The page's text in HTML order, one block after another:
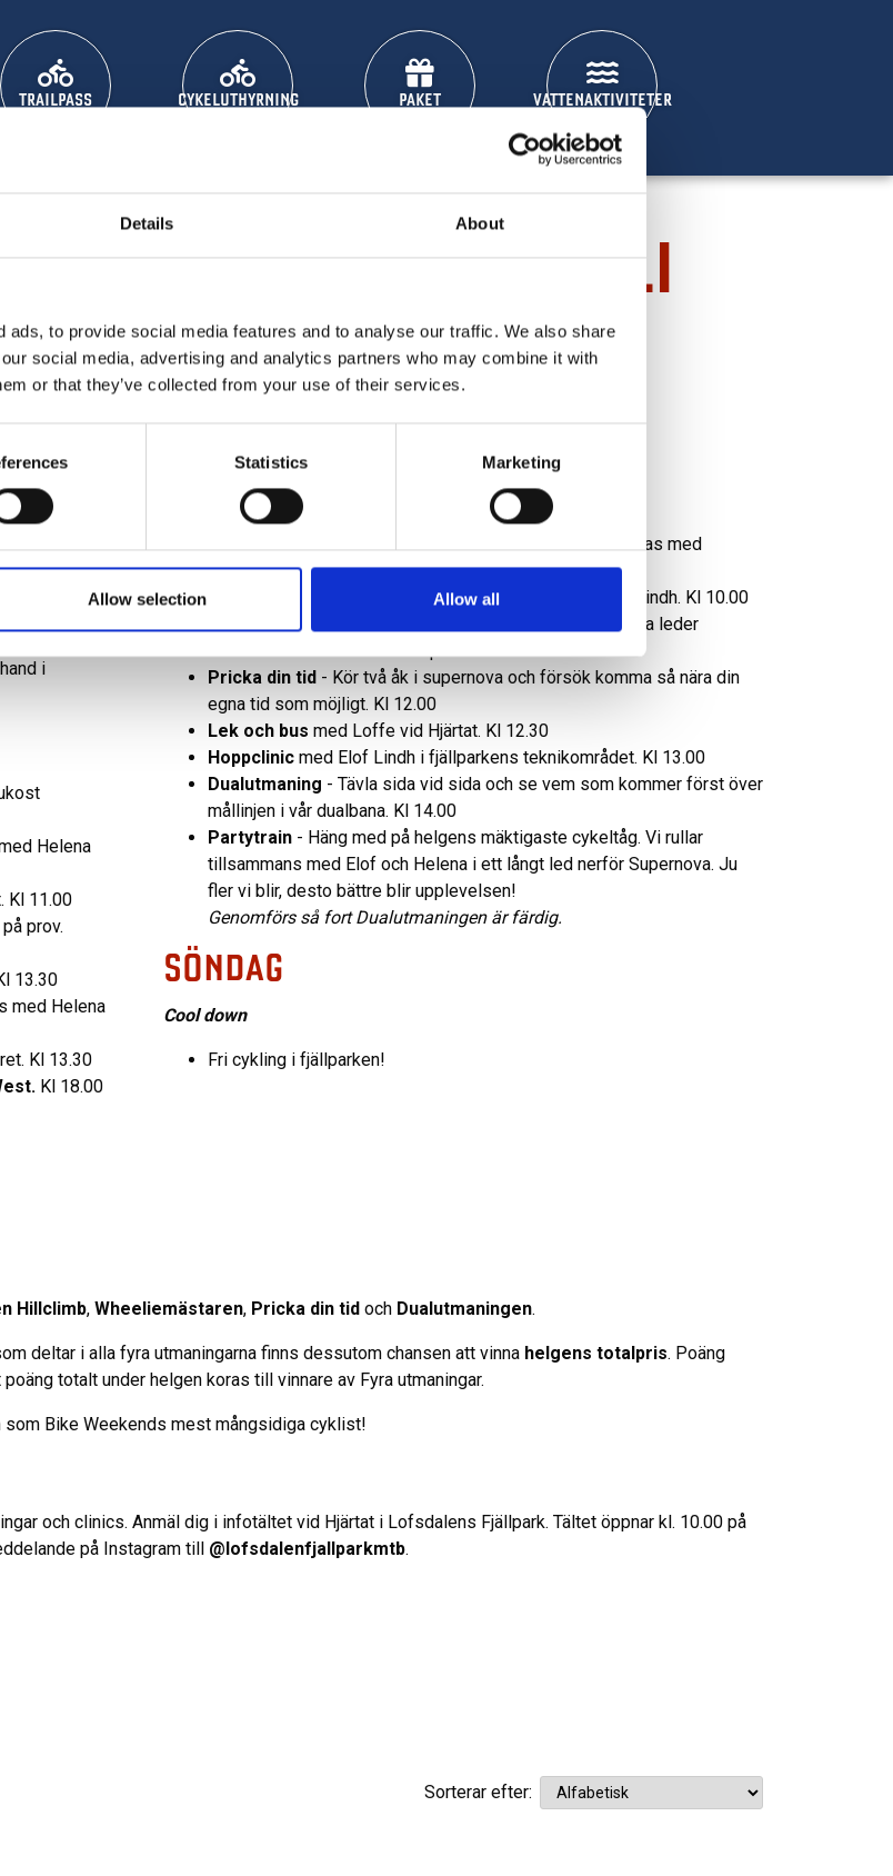
Details About
ads, to provide social media features and to analyse our traffic. We also share
social media, advertising and analytics partners who may combine it with
or that they’ve collected from your use of their services.
Statistics Marketing
Allow selection Allow all
TRAILPASS CYKELUTHYRNING PAKET VATTENAKTIVITETER
WEEKEND 9-12 JULI
Weekend är tillbaka för tredje året i rad!
fint väder och massor av cykling och i sommar siktar vi på att göra det ännu bättre.
program med reservation för eventuella ändringar.
i
Helena
Kl 11.00
prov.
13.30
med Helena
Kl 13.30
Kl 18.00
LÖRDAG
Social morning runmed start vid Panorama som avslutas med
gemensam enkel frukost. Välj mellan 4 eller 9km. Kl 8.00
i fjällparkens hopplinje tillsammans med Elof Lindh. Kl 10.00
Clinicför dig som vill utveckla din cykling från blå till röda leder
tillsammans med Helena Enqvist. Kl 11.00
Pricka din tid - Kör två åk i supernova och försök komma så nära din
egna tid som möjligt. Kl 12.00
Lek och bus med Loffe vid Hjärtat. Kl 12.30
Hoppclinic med Elof Lindh i fjällparkens teknikområdet. Kl 13.00
Dualutmaning - Tävla sida vid sida och se vem som kommer först över
mållinjen i vår dualbana. Kl 14.00
Partytrain - Häng med på helgens mäktigaste cykeltåg. Vi rullar
tillsammans med Elof och Helena i ett långt led nerför Supernova. Ju
fler vi blir, desto bättre blir upplevelsen!
Genomförs så fort Dualutmaningen är färdig.
SÖNDAG
Cool down
Fri cykling i fjällparken!
Hillclimb, Wheeliemästaren, Pricka din tid och Dualutmaningen.
deltar i alla fyra utmaningarna finns dessutom chansen att vinna helgens totalpris. Poäng
totalt under helgen koras till vinnare av Fyra utmaningar.
som Bike Weekends mest mångsidiga cyklist!
och clinics. Anmäl dig i infotältet vid Hjärtat i Lofsdalens Fjällpark. Tältet öppnar kl. 10.00 på
på Instagram till @lofsdalenfjallparkmtb.
Sorterar efter: